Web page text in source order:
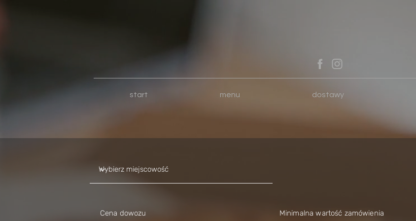
Cena dowozu Minimalna wartość zamówienia
start menu dostawy